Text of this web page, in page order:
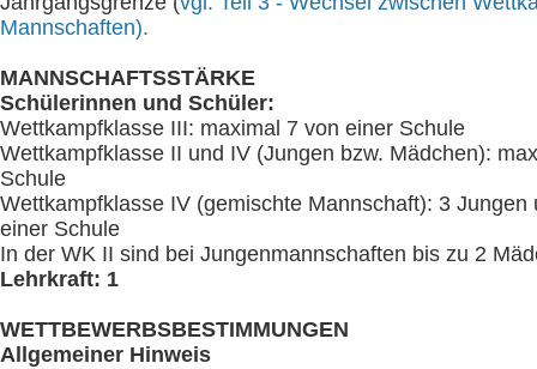
Mannschaften).
MANNSCHAFTSSTÄRKE
Schülerinnen und Schüler:
Wettkampfklasse III: maximal 7 von einer Schule
Wettkampfklasse II und IV (Jungen bzw. Mädchen):
Schule
Wettkampfklasse IV (gemischte Mannschaft): 3 Jungen
einer Schule
In der WK II sind bei Jungenmannschaften bis zu 2
Lehrkraft: 1
WETTBEWERBSBESTIMMUNGEN
Allgemeiner Hinweis